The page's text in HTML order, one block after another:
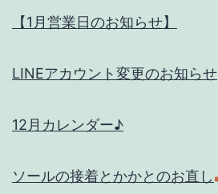
【1月営業日のお知らせ】
LINEアカウント変更のお知らせ
12月カレンダー♪
ソールの接着とかかとのお直し